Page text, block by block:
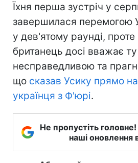
Їхня перша зустріч у
завершилася перемогою
у дев'ятому раунді, проте
британець досі вважає
несправедливою та
що сказав Усику прямо
українця з Ф'юрі.
Не пропустіть
наші оновлення